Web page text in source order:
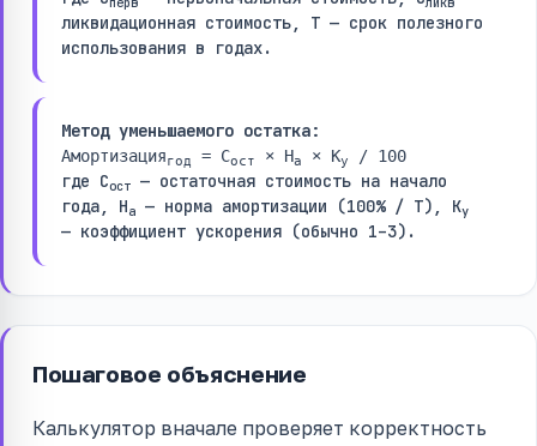
ликвидационная стоимость, Т — срок полезного
использования в годах.
Метод уменьшаемого остатка:
Амортизациягод = Сост × На × Ку / 100
где Сост — остаточная стоимость на начало
года, На — норма амортизации (100% / Т), Ку
— коэффициент ускорения (обычно 1–3).
Пошаговое объяснение
Калькулятор вначале проверяет корректность